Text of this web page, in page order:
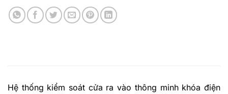
Hệ thống kiểm soát cửa ra vào thông minh khóa điện